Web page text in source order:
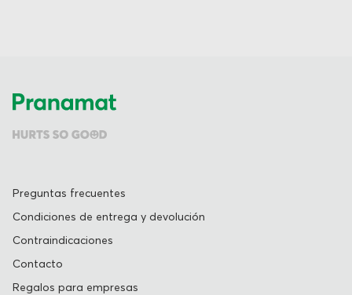
Preguntas frecuentes
Condiciones de entrega y devolución
Contraindicaciones
Contacto
Regalos para empresas